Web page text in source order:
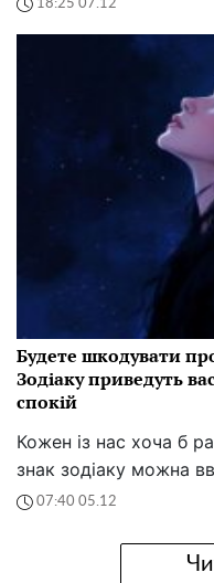
18:25 07.12
Будете шкодувати
Зодіаку приведуть
спокій
Кожен із нас хоча б
знак зодіаку можна
07:40 05.12